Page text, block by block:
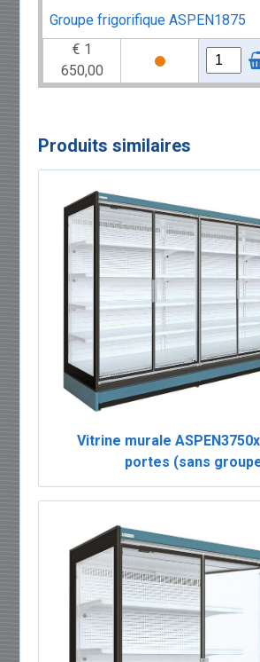
Groupe frigorifique ASPEN1875
€ 1
650,00
Produits similaires
Vitrine murale
portes (sans